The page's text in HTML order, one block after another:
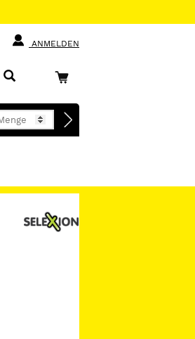
ANMELDEN